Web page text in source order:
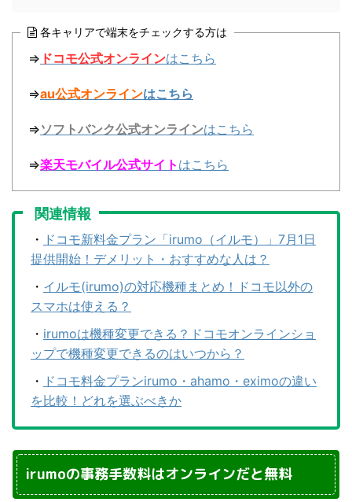
各キャリアで端末をチェックする方は
⇒ ドコモ公式オンラインはこちら
⇒au公式オンラインはこちら
⇒ソフトバンク公式オンラインはこちら
⇒楽天モバイル公式サイト はこちら
関連情報
・ ドコモ新料金プラン「irumo（イルモ）」7月1日
提供開始！デメリット・おすすめな人は？
・ イルモ(irumo)の対応機種まとめ！ドコモ以外の
スマホは使える？
・ irumoは機種変更できる？ドコモオンラインショ
ップで機種変更できるのはいつから？
・ ドコモ料金プランirumo・ahamo・eximoの違い
を比較！どれを選ぶべきか
irumoの事務手数料はオンラインだと無料